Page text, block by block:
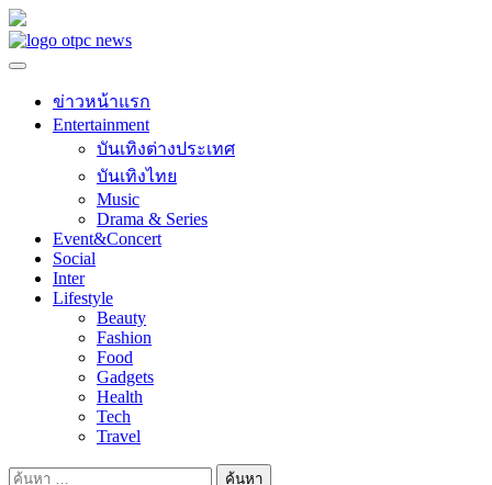
Skip
to
ข่าวหน้าแรก
Entertainment
บันเทิงต่างประเทศ
บันเทิงไทย
Music
Drama & Series
Event&Concert
Social
Inter
Lifestyle
Beauty
Fashion
Food
Gadgets
Health
Tech
Travel
ค้นหา